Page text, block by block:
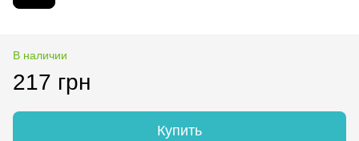
В наличии
217 грн
Купить